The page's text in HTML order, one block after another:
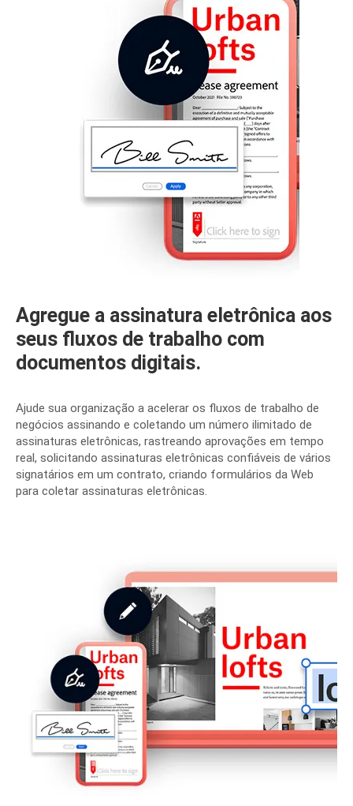
Agregue a assinatura eletrônica aos
seus fluxos de trabalho com
documentos digitais.
Ajude sua organização a acelerar os fluxos de trabalho de
negócios assinando e coletando um número ilimitado de
assinaturas eletrônicas, rastreando aprovações em tempo
real, solicitando assinaturas eletrônicas confiáveis ​​de vários
signatários em um contrato, criando formulários da Web
para coletar assinaturas eletrônicas.